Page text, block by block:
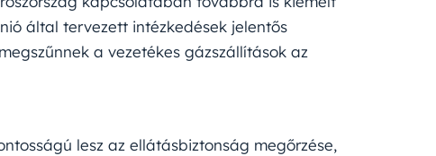
által tervezett intézkedések jelentős
a vezetékes gázszállítások az
lesz az ellátásbiztonság megőrzése,